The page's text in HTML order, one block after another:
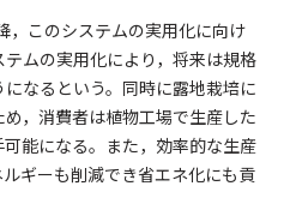
，このシステムの実用化に向け
ムの実用化により，将来は規格
なるという。同時に露地栽培に
，消費者は植物工場で生産した
能になる。また，効率的な生産
ギーも削減でき省エネ化にも貢